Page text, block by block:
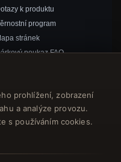
prohlížení, zobrazení
a analýze provozu.
s používáním cookies.
k produktu
program
stránek
poukaz FAQ
NÁS